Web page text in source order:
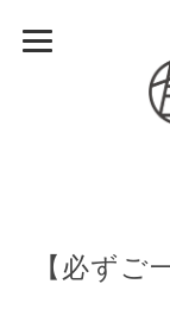
【必ず